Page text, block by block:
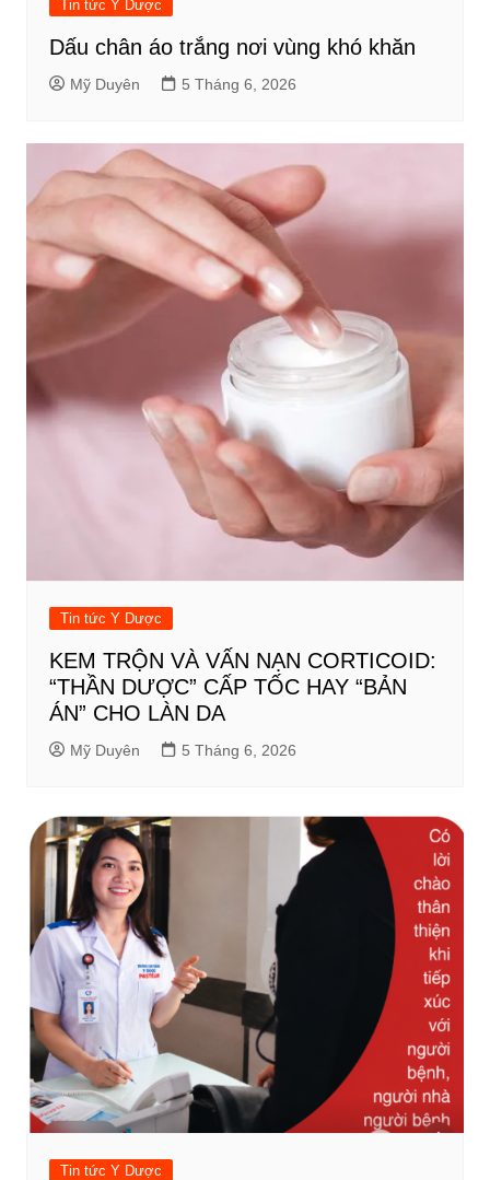
Tin tức Y Dược
Dấu chân áo trắng nơi vùng khó khăn
Mỹ Duyên 5 Tháng 6, 2026
Tin tức Y Dược
KEM TRỘN VÀ VẤN NẠN CORTICOID:
“THẦN DƯỢC” CẤP TỐC HAY “BẢN
ÁN” CHO LÀN DA
Mỹ Duyên 5 Tháng 6, 2026
Tin tức Y Dược